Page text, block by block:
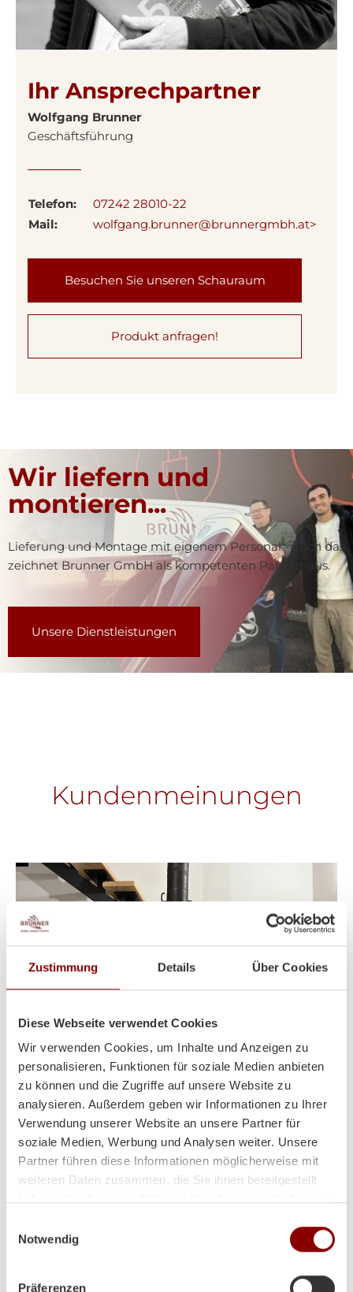
Zustimmung Details Über Cookies
Diese Webseite verwendet Cookies
Wir verwenden Cookies, um Inhalte und Anzeigen zu
personalisieren, Funktionen für soziale Medien anbieten
zu können und die Zugriffe auf unsere Website zu
analysieren. Außerdem geben wir Informationen zu Ihrer
Verwendung unserer Website an unsere Partner für
soziale Medien, Werbung und Analysen weiter. Unsere
Partner führen diese Informationen möglicherweise mit
weiteren Daten zusammen, die Sie ihnen bereitgestellt
Notwendig
Präferenzen
Ihr Ansprechpartner
Wolfgang Brunner
Geschäftsführung
Telefon:
07242 28010-22
Mail:
wolfgang.brunner@brunnergmbh.at>
Besuchen Sie unseren Schauraum
Produkt anfragen!
Wir liefern und
montieren...
Lieferung und Montage mit eigenem Personal - auch das
zeichnet Brunner GmbH als kompetenten Partner aus.
Unsere Dienstleistungen
Kundenmeinungen
Heizt super und sieht auch
noch toll dabei aus!
ich hoffe es geht Ihnen gut!
so kalt das wir ihn angefeuert haben!